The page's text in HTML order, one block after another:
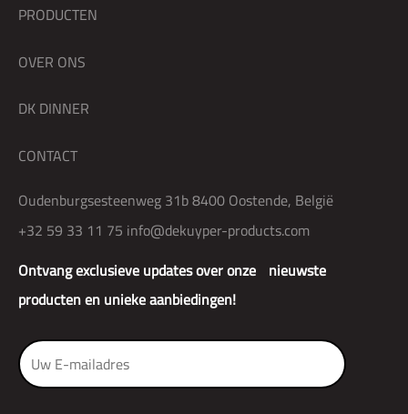
Ontvang exclusieve updates over onze nieuwste
producten en unieke aanbiedingen!
PRODUCTEN
OVER ONS
DK DINNER
CONTACT
Oudenburgsesteenweg 31b 8400 Oostende, België
+32 59 33 11 75 info@dekuyper-products.com